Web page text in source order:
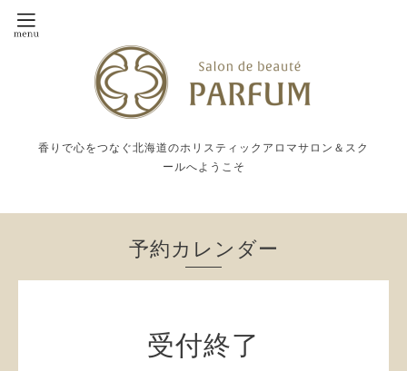
香りで心をつなぐ北海道のホリスティックアロマサロン＆スク
ールへようこそ
予約カレンダー
受付終了